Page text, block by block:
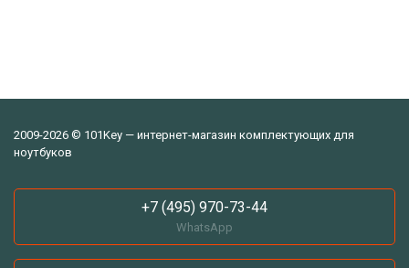
2009-2026 © 101Key — интернет-магазин комплектующих для
ноутбуков
+7 (495) 970-73-44
WhatsApp